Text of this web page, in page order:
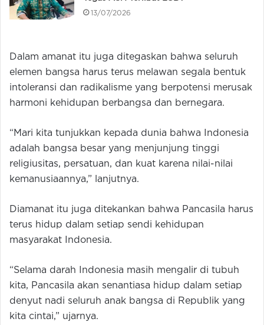
13/07/2026
Dalam amanat itu juga ditegaskan bahwa seluruh
elemen bangsa harus terus melawan segala bentuk
intoleransi dan radikalisme yang berpotensi merusak
harmoni kehidupan berbangsa dan bernegara.
“Mari kita tunjukkan kepada dunia bahwa Indonesia
adalah bangsa besar yang menjunjung tinggi
religiusitas, persatuan, dan kuat karena nilai-nilai
kemanusiaannya,” lanjutnya.
Diamanat itu juga ditekankan bahwa Pancasila harus
terus hidup dalam setiap sendi kehidupan
masyarakat Indonesia.
“Selama darah Indonesia masih mengalir di tubuh
kita, Pancasila akan senantiasa hidup dalam setiap
denyut nadi seluruh anak bangsa di Republik yang
kita cintai,” ujarnya.